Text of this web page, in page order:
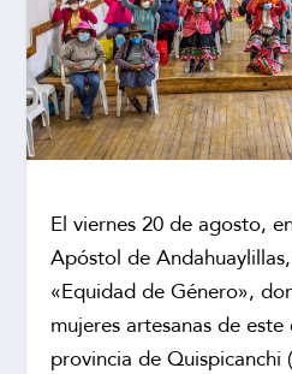
El viernes 20 de agosto,
Apóstol de
«Equidad de Género»,
mujeres artesanas de
provincia de Quispicanchi